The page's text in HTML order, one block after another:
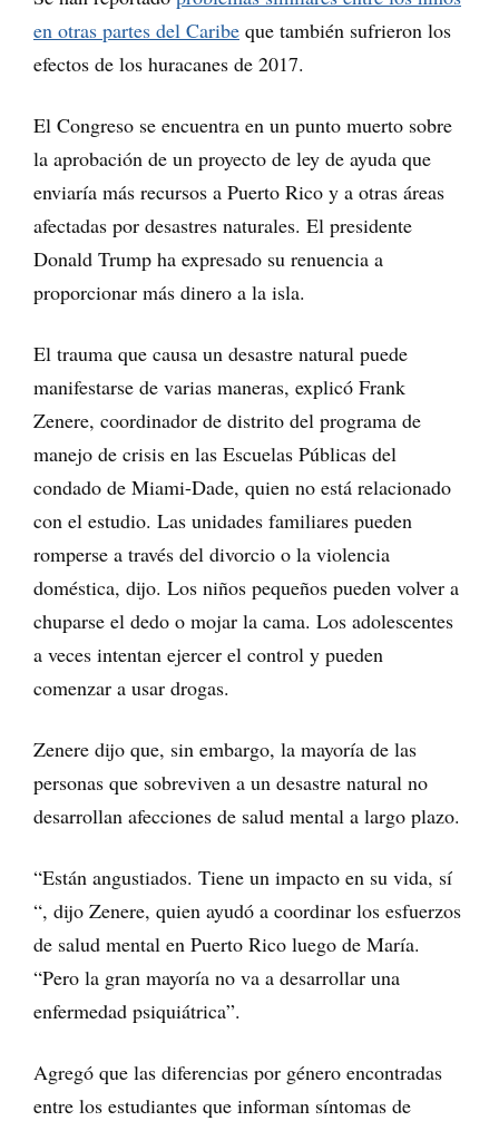
en otras partes del Caribe que también sufrieron los
efectos de los huracanes de 2017.
El Congreso se encuentra en un punto muerto sobre
la aprobación de un proyecto de ley de ayuda que
enviaría más recursos a Puerto Rico y a otras áreas
afectadas por desastres naturales. El presidente
Donald Trump ha expresado su renuencia a
proporcionar más dinero a la isla.
El trauma que causa un desastre natural puede
manifestarse de varias maneras, explicó Frank
Zenere, coordinador de distrito del programa de
manejo de crisis en las Escuelas Públicas del
condado de Miami-Dade, quien no está relacionado
con el estudio. Las unidades familiares pueden
romperse a través del divorcio o la violencia
doméstica, dijo. Los niños pequeños pueden volver a
chuparse el dedo o mojar la cama. Los adolescentes
a veces intentan ejercer el control y pueden
comenzar a usar drogas.
Zenere dijo que, sin embargo, la mayoría de las
personas que sobreviven a un desastre natural no
desarrollan afecciones de salud mental a largo plazo.
“Están angustiados. Tiene un impacto en su vida, sí
“, dijo Zenere, quien ayudó a coordinar los esfuerzos
de salud mental en Puerto Rico luego de María.
“Pero la gran mayoría no va a desarrollar una
enfermedad psiquiátrica”.
Agregó que las diferencias por género encontradas
entre los estudiantes que informan síntomas de